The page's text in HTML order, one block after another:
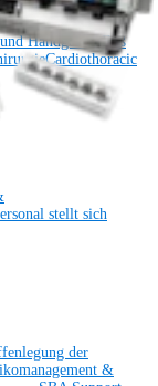
und HandgelenkFuß
Cardiothoracic
stellt sich
der
&